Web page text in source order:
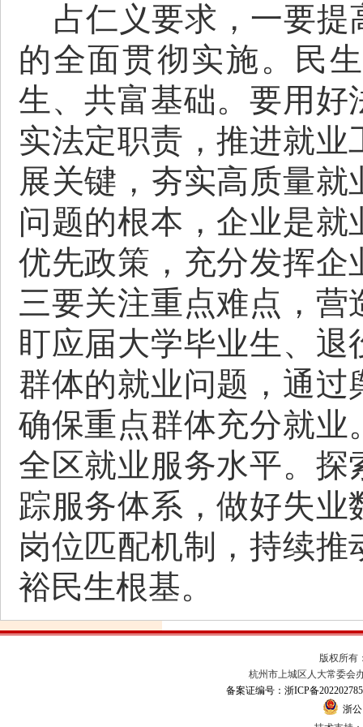
占仁义要求， 一要提
的全面贯彻实施。民
生、共富基础。要用好
实法定职责，推进就业
展关键，夯实高质量
问题的根本，企业是
优先政策，充分发挥企
三要关注重点难点，
盯应届大学毕业生、
群体的就业问题，通
确保重点群体充分就业
全区就业服务水平。
踪服务体系，做好失
岗位匹配机制，持续
裕民生根基。
版权所有
杭州市上城区人大常委会
备案证编号：浙ICP备
浙公